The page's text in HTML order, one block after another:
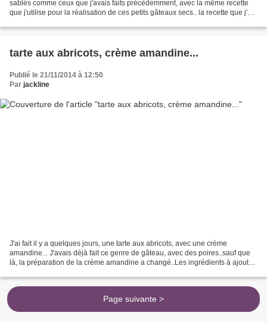
sablés comme ceux que j'avais faits précédemment, avec la même recette
que j'utilise pour la réalisation de ces petits gâteaux secs.. la recette que j'ai
tarte aux abricots, crème amandine...
Publié le 21/11/2014 à 12:50
Par jackline
J'ai fait il y a quelques jours, une tarte aux abricots, avec une crème
amandine... J'avais déjà fait ce genre de gâteau, avec des poires..sauf que
là, la préparation de la crème amandine a changé..Les ingrédients à ajouter
Page suivante >